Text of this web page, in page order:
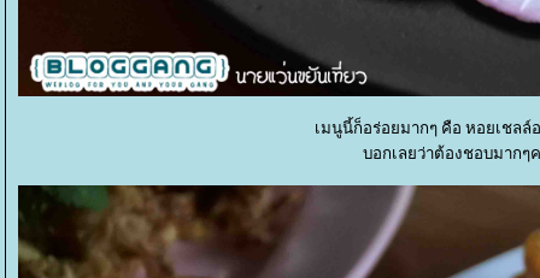
เมนูนี้ก็อร่อยมากๆ คือ หอยเชล
บอกเลยว่าต้องชอบมากๆ